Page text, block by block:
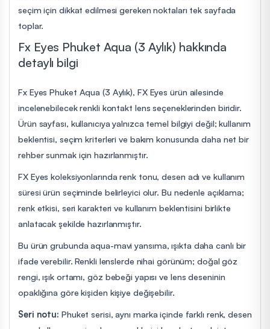
seçim için dikkat edilmesi gereken noktaları tek sayfada
toplar.
Fx Eyes Phuket Aqua (3 Aylık) hakkında
detaylı bilgi
Fx Eyes Phuket Aqua (3 Aylık), FX Eyes ürün ailesinde
incelenebilecek renkli kontakt lens seçeneklerinden biridir.
Ürün sayfası, kullanıcıya yalnızca temel bilgiyi değil; kullanım
beklentisi, seçim kriterleri ve bakım konusunda daha net bir
rehber sunmak için hazırlanmıştır.
FX Eyes koleksiyonlarında renk tonu, desen adı ve kullanım
süresi ürün seçiminde belirleyici olur. Bu nedenle açıklama;
renk etkisi, seri karakteri ve kullanım beklentisini birlikte
anlatacak şekilde hazırlanmıştır.
Bu ürün grubunda aqua-mavi yansıma, ışıkta daha canlı bir
ifade verebilir. Renkli lenslerde nihai görünüm; doğal göz
rengi, ışık ortamı, göz bebeği yapısı ve lens deseninin
opaklığına göre kişiden kişiye değişebilir.
Seri notu: Phuket serisi, aynı marka içinde farklı renk, desen